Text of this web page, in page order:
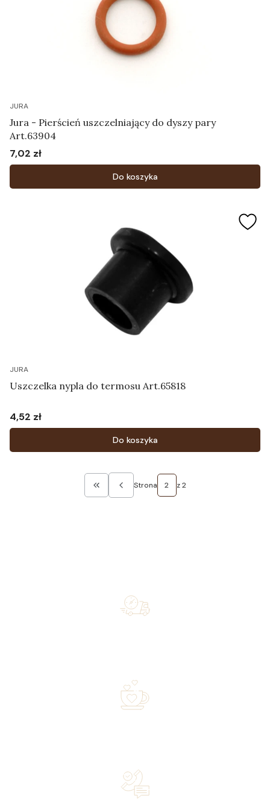
JURA
Jura - Pierścień uszczelniający do dyszy pary
Art.63904
Cena
7,02 zł
Do koszyka
JURA
Uszczelka nypla do termosu Art.65818
Cena
4,52 zł
Do koszyka
Wróć do pierwszej strony z produktami
Strona z 2